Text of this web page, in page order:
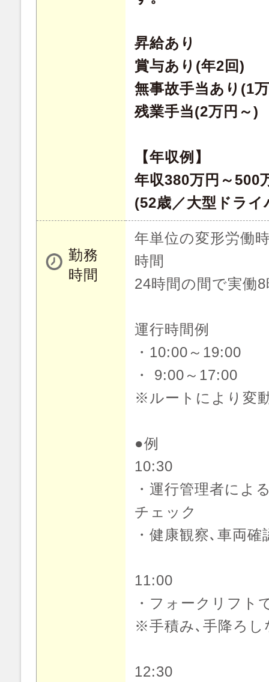
昇給あり
賞与あり(年2回)
無事故手当あり(1
残業手当(2万円～)
【年収例】
年収380万円～500
(52歳／大型ドライ
勤務
時間
年単位の変形労働
時間
24時間の間で実働
運行時間例
・10:00～19:00
・ 9:00～17:00
※ルートにより変
●例
10:30
・運行管理者によ
チェック
・健康観察､車両確
11:00
・フォークリフト
※手積み､手降ろし
12:30